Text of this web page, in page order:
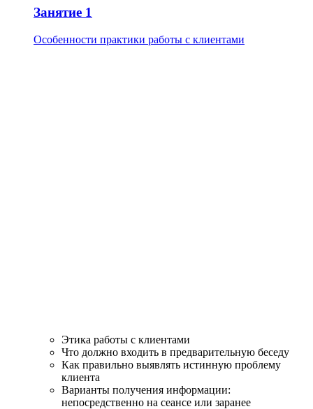
Занятие 1
Особенности практики работы с клиентами
Этика работы с клиентами
Что должно входить в предварительную беседу
Как правильно выявлять истинную проблему
клиента
Варианты получения информации:
непосредственно на сеансе или заранее